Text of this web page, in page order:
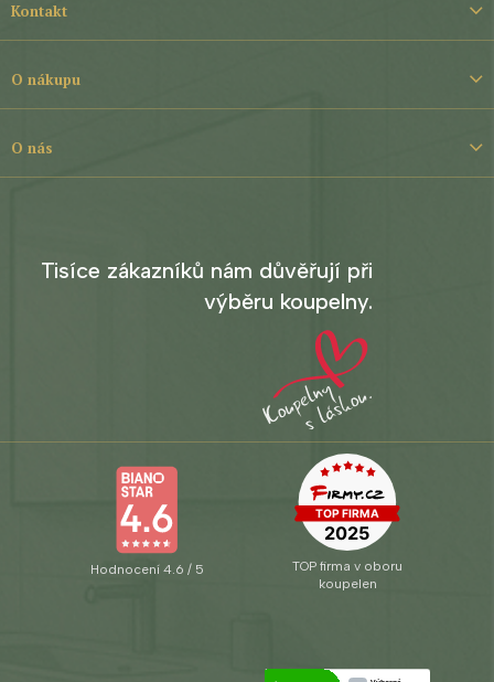
p
í
Kontakt
O nákupu
O nás
Tisíce zákazníků nám důvěřují při
výběru koupelny.
Hodnocení 4.6 / 5
TOP firma v oboru
koupelen